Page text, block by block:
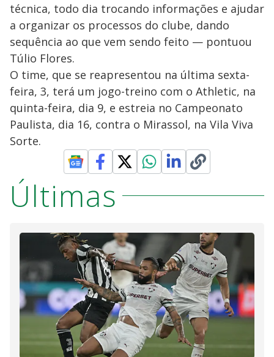
técnica, todo dia trocando informações e ajudar
a organizar os processos do clube, dando
sequência ao que vem sendo feito — pontuou
Túlio Flores.
O time, que se reapresentou na última sexta-
feira, 3, terá um jogo-treino com o Athletic, na
quinta-feira, dia 9, e estreia no Campeonato
Paulista, dia 16, contra o Mirassol, na Vila Viva
Sorte.
Últimas